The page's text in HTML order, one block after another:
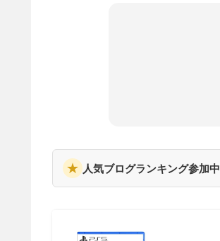
★ 人気ブログランキング参加中